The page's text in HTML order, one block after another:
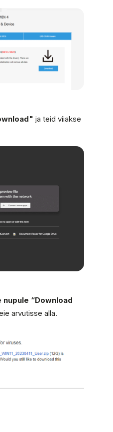
ja teid viiakse
nupule “Download
arvutisse alla.